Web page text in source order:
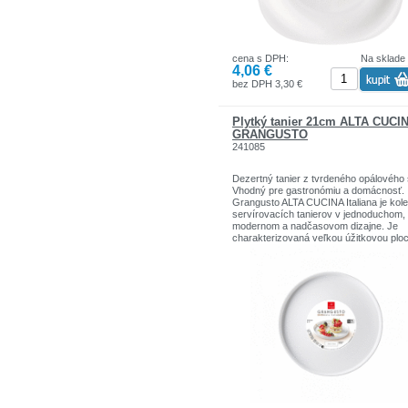
Na sklade
cena s DPH:
4,06 €
bez DPH 3,30 €
Plytký tanier 21cm ALTA
GRANGUSTO
241085
Dezertný tanier z tvrdeného opálového
Vhodný pre gastronómiu a domácnosť.
Grangusto ALTA CUCINA Italiana je
servírovacích tanierov v jednoduchom,
modernom a nadčasovom dizajne. Je
charakterizovaná veľkou úžitkovou
farbou, ktorá je dosiahnutá pridaním
Je ľahké, hygienické a odolné voči
nasiaknutiu. Opálové sklo je ošetrené
technologickým procesom tvrdenia,
následkom ktorého sú tieto výrobky
obzvlášť odolné voči nárazom a
rozdielom a sú ideálne pre dlhodobé a
bezpečné užívanie. Obzvlášť vhodné
prostredia s vysokou intenzitou
Vhodné do umývačky riadu a